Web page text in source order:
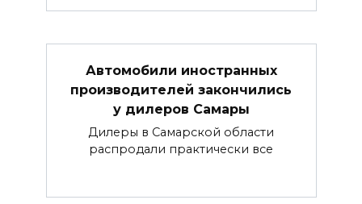
Автомобили иностранных
производителей закончились
у дилеров Самары
Дилеры в Самарской области
распродали практически все